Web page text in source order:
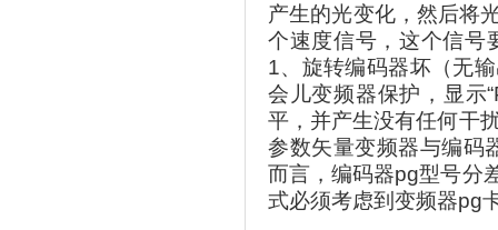
产生的光变化，然后将
个速度信号，这个信号
1、旋转编码器坏（无
会儿变频器保护，显示
平，并产生没有任何干
参数矢量变频器与编码
而言，编码器pg型号分
式必须考虑到变频器pg